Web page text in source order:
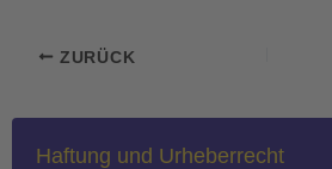
ZURÜCK
Haftung und Urheberrecht